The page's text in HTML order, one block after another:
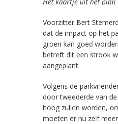
Voorzitter Bert
dat de impact op het
groen kan goed
betreft dit een strook
aangeplant.
Volgens de
door tweederde van
hoog zullen worden,
moeten er nu zelf